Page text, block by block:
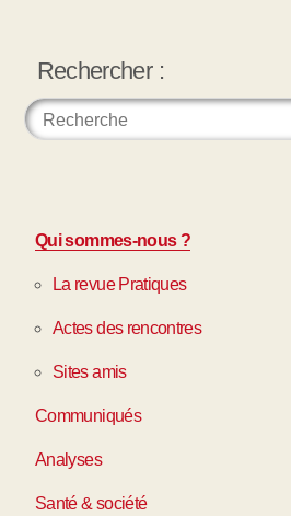
Rechercher :
Qui sommes-nous ?
La revue Pratiques
Actes des rencontres
Sites amis
Communiqués
Analyses
Santé & société